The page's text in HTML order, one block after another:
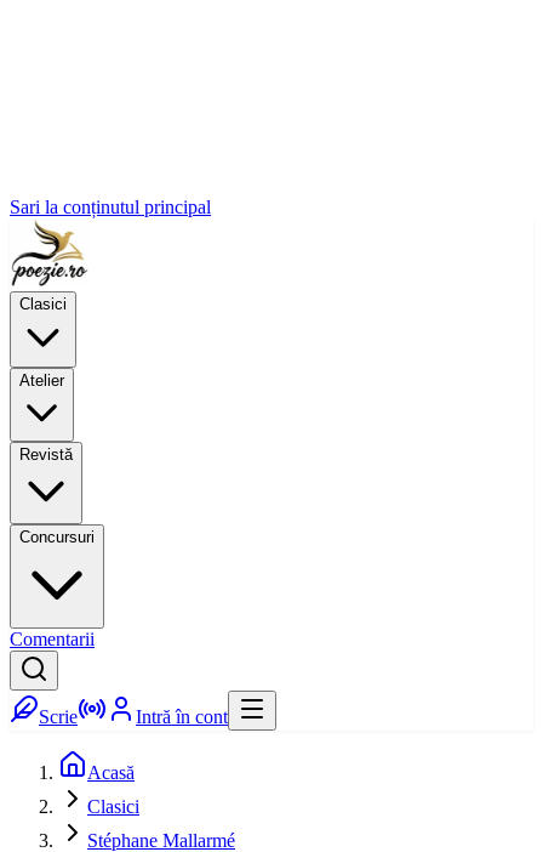
Sari la conținutul principal
Clasici
Atelier
Revistă
Concursuri
Comentarii
Scrie Intră în cont
Acasă
Clasici
Stéphane Mallarmé